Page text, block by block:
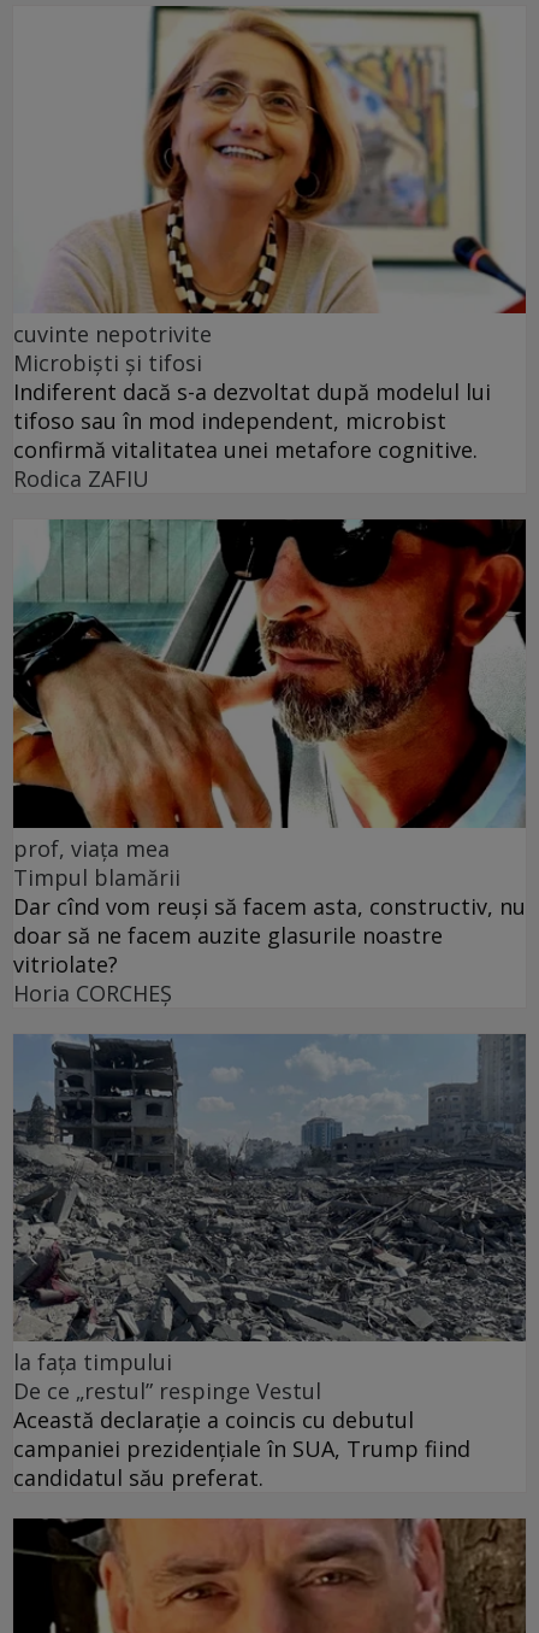
cuvinte nepotrivite
Microbiști și tifosi
Indiferent dacă s-a dezvoltat după modelul lui
tifoso sau în mod independent, microbist
confirmă vitalitatea unei metafore cognitive.
Rodica ZAFIU
prof, viața mea
Timpul blamării
Dar cînd vom reuși să facem asta, constructiv, nu
doar să ne facem auzite glasurile noastre
vitriolate?
Horia CORCHEŞ
la fața timpului
De ce „restul” respinge Vestul
Această declarație a coincis cu debutul
campaniei prezidențiale în SUA, Trump fiind
candidatul său preferat.